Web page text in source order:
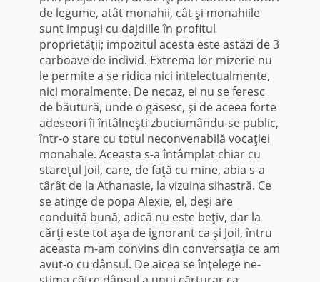
de legume, atât monahii, cât şi monahiile
sunt impuşi cu dajdiile în profitul
proprietăţii; impozitul acesta este astăzi de 3
carboave de individ. Extrema lor mizerie nu
le permite a se ridica nici intelectualmente,
nici moralmente. De necaz, ei nu se feresc
de băutură, unde o găsesc, şi de aceea forte
adeseori îi întâl­neşti zbuciumându-se public,
într-o stare cu totul neconvena­bilă vocaţiei
monahale. Aceasta s-a întâmplat chiar cu
stareţul Joil, care, de faţă cu mine, abia s-a
târât de la Athanasie, la vizuina sihastră. Ce
se atinge de popa Alexie, el, deşi are
conduită bună, adică nu este beţiv, dar la
cărţi este tot aşa de ignorant ca şi Joil, întru
aceasta m-am convins din con­versaţia ce am
avut-o cu dânsul. De aicea se înţelege ne-